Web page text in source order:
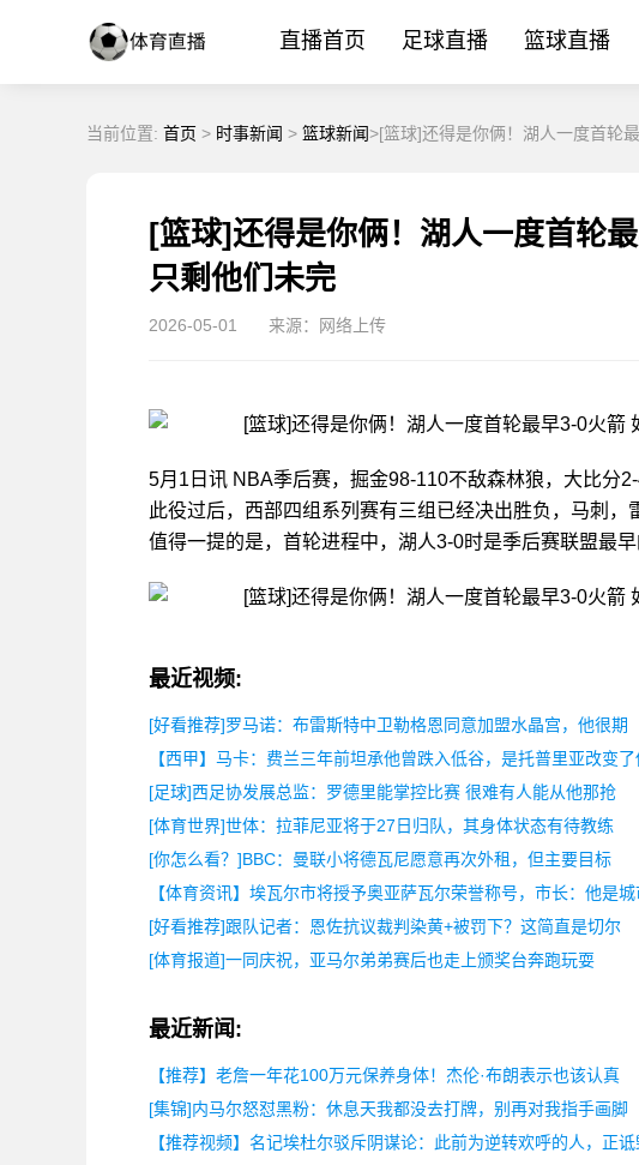
直播首页 足球直播 篮球直播
当前位置: 首页 > 时事新闻 > 篮球新闻>[篮球]还得是你俩！湖人一度首轮
[篮球]还得是你俩！湖人一度首轮
只剩他们未完
2026-05-01 来源：网络上传
5月1日讯 NBA季后赛，掘金98-110不敌森林狼，大比分2-
此役过后，西部四组系列赛有三组已经决出胜负，马刺，
值得一提的是，首轮进程中，湖人3-0时是季后赛联盟最
最近视频:
[好看推荐]罗马诺：布雷斯特中卫勒格恩同意加盟水晶宫，他很期
【西甲】马卡：费兰三年前坦承他曾跌入低谷，是托普里亚改变了
[足球]西足协发展总监：罗德里能掌控比赛 很难有人能从他那抢
[体育世界]世体：拉菲尼亚将于27日归队，其身体状态有待教练
[你怎么看？]BBC：曼联小将德瓦尼愿意再次外租，但主要目标
【体育资讯】埃瓦尔市将授予奥亚萨瓦尔荣誉称号，市长：他是城
[好看推荐]跟队记者：恩佐抗议裁判染黄+被罚下？这简直是切尔
[体育报道]一同庆祝，亚马尔弟弟赛后也走上颁奖台奔跑玩耍
最近新闻:
【推荐】老詹一年花100万元保养身体！杰伦·布朗表示也该认真
[集锦]内马尔怒怼黑粉：休息天我都没去打牌，别再对我指手画脚
【推荐视频】名记埃杜尔驳斥阴谋论：此前为逆转欢呼的人，正诋